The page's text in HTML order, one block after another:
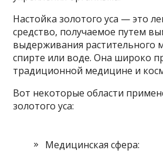
Настойка золотого уса — это
средство, получаемое путем
выдерживания растительного
спирте или воде. Она широко
традиционной медицине и
Вот некоторые области
золотого уса:
Медицинская сфера: